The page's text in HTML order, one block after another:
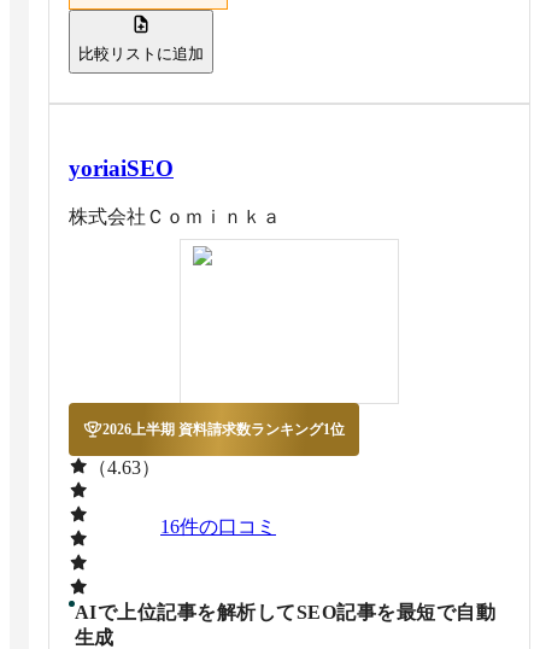
比較リストに追加
yoriaiSEO
株式会社Ｃｏｍｉｎｋａ
2026上半期 資料請求数ランキング1位
（4.63）
16件の口コミ
AIで上位記事を解析してSEO記事を最短で自動
生成